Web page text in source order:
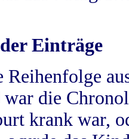
Einträge
war die
krank war,